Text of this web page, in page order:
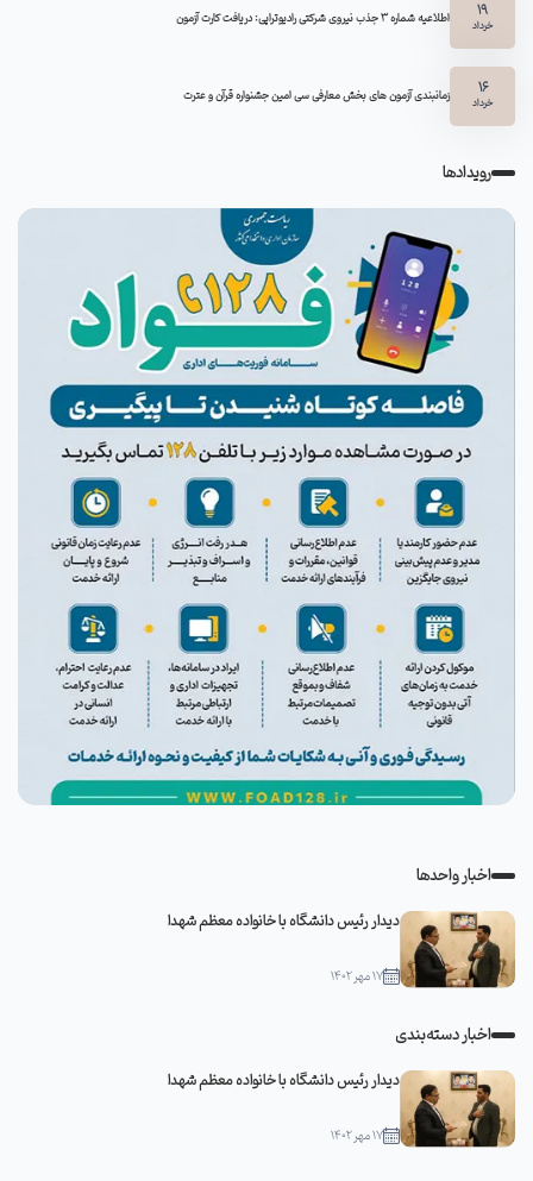
19
خرداد اطلاعیه شماره 3 جذب نیروی شرکتی رادیوتراپی: دریافت کارت آزمون
16
خرداد زمانبندی آزمون های بخش معارفی سی امین جشنواره قرآن و عترت
رویدادها
اخبار واحدها
دیدار رئیس دانشگاه با خانواده معظم شهدا
۱۷ مهر ۱۴۰۲
اخبار دسته‌بندی
دیدار رئیس دانشگاه با خانواده معظم شهدا
۱۷ مهر ۱۴۰۲